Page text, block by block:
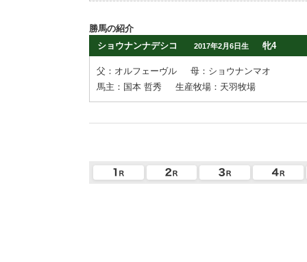
勝馬の紹介
ショウナンナデシコ
2017年2月6日生 牝4
父：オルフェーヴル
母：ショウナンマオ
馬主：国本 哲秀
生産牧場：天羽牧場